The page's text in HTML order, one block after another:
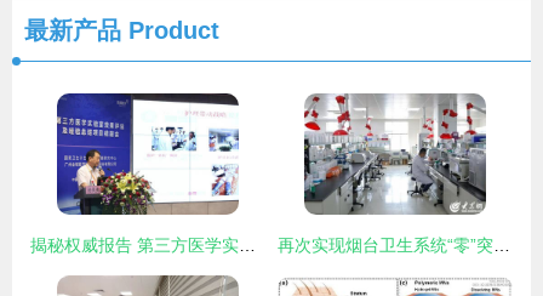
最新产品 Product
揭秘权威报告 第三方医学实验室如何每年为医保省下上百亿 再次实现烟台卫生系统“零”突破!烟台毓璜顶医院获批筹建山东省重点实验室